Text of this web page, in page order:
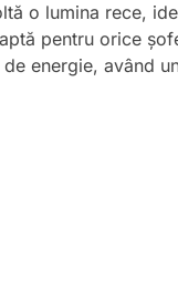
o lumina rece,
pentru orice
energie, având